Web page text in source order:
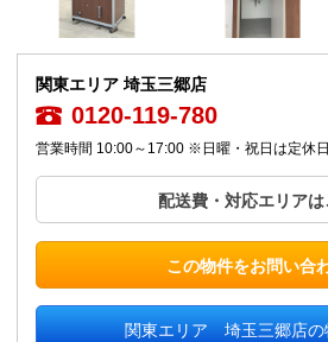
関東エリア 埼玉三郷店
0120-119-780
営業時間 10:00～17:00 ※日曜・祝日は定休日
配送費・対応エリアは
この物件をお問い合
関東エリア 埼玉三郷店の